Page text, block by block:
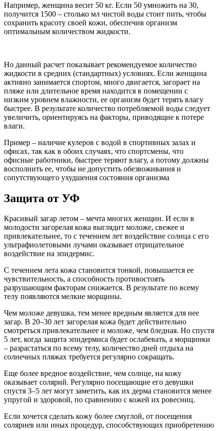
Например, женщина весит 50 кг. Если 50 умножить на 30,
получится 1500 – столько мл чистой воды стоит пить, чтобы
сохранить красоту своей кожи, обеспечив организм
оптимальным количеством жидкости.
Но данный расчет показывает рекомендуемое количество
жидкости в средних (стандартных) условиях. Если женщина
активно занимается спортом, много двигается, загорает на
пляже или длительное время находится в помещении с
низким уровнем влажности, ее организм будет терять влагу
быстрее. В результате количество потребляемой воды следует
увеличить, ориентируясь на факторы, приводящие к потере
влаги.
Пример – наличие кулеров с водой в спортивных залах и
офисах, так как в обоих случаях, что спортсмены, что
офисные работники, быстрее теряют влагу, а потому должны
восполнить ее, чтобы не допустить обезвоживания и
сопутствующего ухудшения состояния организма
Защита от УФ
Красивый загар летом – мечта многих женщин. И если в
молодости загорелая кожа выглядит моложе, свежее и
привлекательнее, то с течением лет воздействие солнца с его
ультрафиолетовыми лучами оказывает отрицательное
воздействие на эпидермис.
С течением лета кожа становится тонкой, повышается ее
чувствительность, а способность противостоять
разрушающим факторам снижается. В результате по всему
телу появляются мелкие морщины.
Чем моложе девушка, тем менее вредным является для нее
загар. В 20–30 лет загорелая кожа будет действительно
смотреться привлекательнее и моложе, чем бледная. Но спустя
5 лет, когда защита эпидермиса будет ослабевать, а морщинки
– разрастаться по всему телу, количество дней отдыха на
солнечных пляжах требуется регулярно сокращать.
Еще более вредное воздействие, чем солнце, на кожу
оказывает солярий. Регулярно посещающие его девушки
спустя 3–5 лет могут заметить, как их дерма становится менее
упругой и здоровой, по сравнению с кожей их ровесниц.
Если хочется сделать кожу более смуглой, от посещения
соляриев или иных процедур, способствующих приобретению